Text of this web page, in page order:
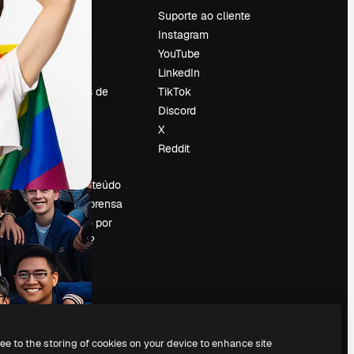
Preços
Sobre nós
Reviews
Emprego
Tendências de
pesquisa
Blog
Eventos
Slidesgo
Vender conteúdo
Sala de imprensa
Procurando por
magnific.ai?
Suporte ao cliente
Instagram
YouTube
LinkedIn
TikTok
Discord
X
Reddit
to the storing of cookies on your device to enhance site